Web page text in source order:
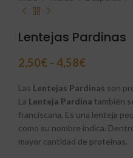
Lentejas Pardinas
2,50€ - 4,58€
Las Lentejas Pardinas son
La Lenteja Pardina también
franciscana. Es una lenteja
como su nombre indica.
mayor cantidad de proteínas.